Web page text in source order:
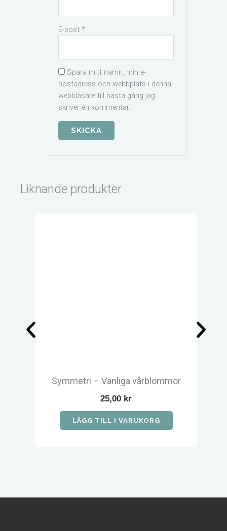
E-post*
Spara mitt namn, min e-
postadress och webbplats i denna
webbläsare till nästa gång jag
skriver en kommentar.
Liknande produkter
Symmetri – Vanliga vårblommor
25,00 kr
LÄGG TILL I VARUKORG